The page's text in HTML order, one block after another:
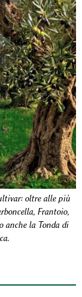
oltre alle più
Frantoio,
anche la Tonda di